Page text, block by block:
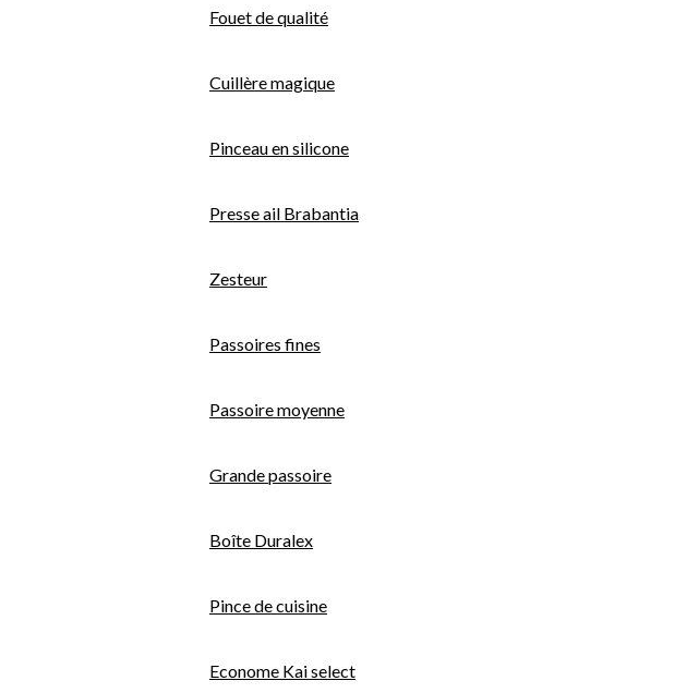
Fouet de qualité
Cuillère magique
Pinceau en silicone
Presse ail Brabantia
Zesteur
Passoires fines
Passoire moyenne
Grande passoire
Boîte Duralex
Pince de cuisine
Econome Kai select